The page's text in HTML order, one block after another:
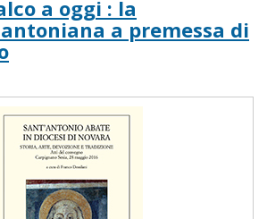
a oggi : la
a premessa di